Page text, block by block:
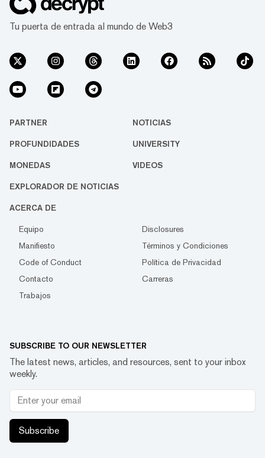
Tu puerta de entrada al mundo de Web3
PARTNER NOTICIAS
PROFUNDIDADES UNIVERSITY
MONEDAS VIDEOS
EXPLORADOR DE NOTICIAS
ACERCA DE
Equipo
Disclosures
Manifiesto
Términos y Condiciones
Code of Conduct
Política de Privacidad
Contacto
Carreras
Trabajos
SUBSCRIBE TO OUR NEWSLETTER
The latest news, articles, and resources, sent to your inbox
weekly.
Subscribe